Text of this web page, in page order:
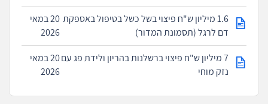
1.6 מיליון ש"ח פיצוי בשל כשל בטיפול באספקת
דם לרגל (תסמונת המדור)
20 במאי
2026
7 מיליון ש"ח פיצוי ברשלנות בהריון ולידת פג עם
נזק מוחי
20 במאי
2026